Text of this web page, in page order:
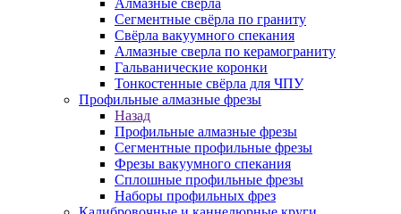
Алмазные свёрла
Сегментные свёрла по граниту
Свёрла вакуумного спекания
Алмазные сверла по керамограниту
Гальванические коронки
Тонкостенные свёрла для ЧПУ
Профильные алмазные фрезы
Назад
Профильные алмазные фрезы
Сегментные профильные фрезы
Фрезы вакуумного спекания
Сплошные профильные фрезы
Наборы профильных фрез